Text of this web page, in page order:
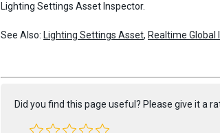
Lighting Settings Asset Inspector.
See Also: Lighting Settings Asset, Realtime Global
Did you find this page useful? Please give it a